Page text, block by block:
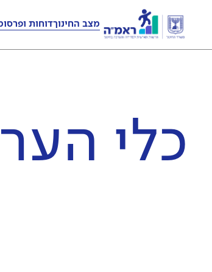
מצב החינוךדוחות
כלי